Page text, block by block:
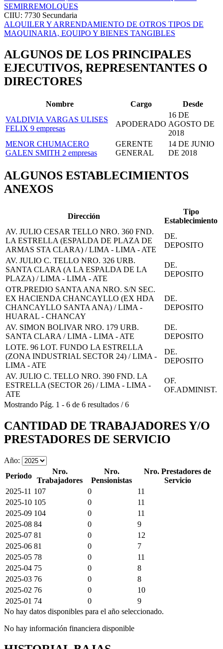
SEMIRREMOLQUES
CIIU: 7730 Secundaria
ALQUILER Y ARRENDAMIENTO DE OTROS TIPOS DE
MAQUINARIA, EQUIPO Y BIENES TANGIBLES
ALGUNOS DE LOS PRINCIPALES
EJECUTIVOS, REPRESENTANTES O
DIRECTORES
Nombre Cargo
Desde
VALDIVIA VARGAS ULISES
FELIX 9 empresas
APODERADO
16 DE
AGOSTO DE
2018
MENOR CHUMACERO
GALEN SMITH 2 empresas
GERENTE
GENERAL
14 DE JUNIO
DE 2018
ALGUNOS ESTABLECIMIENTOS
ANEXOS
Dirección
Tipo
Establecimiento
AV. JULIO CESAR TELLO NRO. 360 FND.
LA ESTRELLA (ESPALDA DE PLAZA DE
ARMAS STA CLARA) / LIMA - LIMA - ATE
DE.
DEPOSITO
AV. JULIO C. TELLO NRO. 326 URB.
SANTA CLARA (A LA ESPALDA DE LA
PLAZA) / LIMA - LIMA - ATE
DE.
DEPOSITO
OTR.PREDIO SANTA ANA NRO. S/N SEC.
EX HACIENDA CHANCAYLLO (EX HDA
CHANCAYLLO SANTA ANA) / LIMA -
HUARAL - CHANCAY
DE.
DEPOSITO
AV. SIMON BOLIVAR NRO. 179 URB.
SANTA CLARA / LIMA - LIMA - ATE
DE.
DEPOSITO
LOTE. 96 LOT. FUNDO LA ESTRELLA
(ZONA INDUSTRIAL SECTOR 24) / LIMA -
LIMA - ATE
DE.
DEPOSITO
AV. JULIO C. TELLO NRO. 390 FND. LA
ESTRELLA (SECTOR 26) / LIMA - LIMA -
ATE
OF.
OF.ADMINIST.
Mostrando Pág. 1 - 6 de 6 resultados /6
CANTIDAD DE TRABAJADORES Y/O
PRESTADORES DE SERVICIO
Año:
Periodo
Nro.
Trabajadores
Nro.
Pensionistas
Nro. Prestadores de
Servicio
2025-11 107 0
11
2025-10 105 0
11
2025-09 104 0
11
2025-08 84 0
9
2025-07 81 0
12
2025-06 81 0
7
2025-05 78 0
11
2025-04 75 0
8
2025-03 76 0
8
2025-02 76 0
10
2025-01 74 0
9
No hay datos disponibles para el año seleccionado.
No hay información financiera disponible